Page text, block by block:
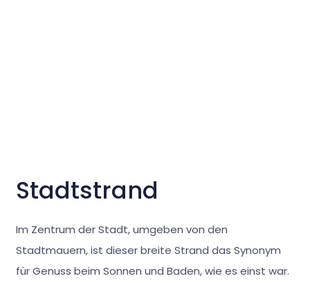
Stadtstrand
Im Zentrum der Stadt, umgeben von den
Stadtmauern, ist dieser breite Strand das Synonym
für Genuss beim Sonnen und Baden, wie es einst war.